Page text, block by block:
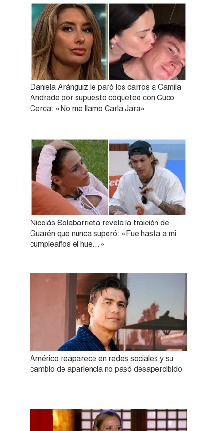
Daniela Aránguiz le paró los carros a Camila
Andrade por supuesto coqueteo con Cuco
Cerda: «No me llamo Carla Jara»
Nicolás Solabarrieta revela la traición de
Guarén que nunca superó: «Fue hasta a mi
cumpleaños el hue…»
Américo reaparece en redes sociales y su
cambio de apariencia no pasó desapercibido